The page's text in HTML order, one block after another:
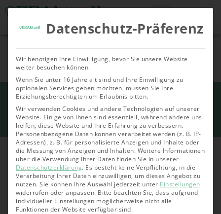
Nachhaltige
Investments
Allgemein Bioenergie
Start»Allgemein»Naturstrom Erfahrungen: Wie
funktioniert der Naturstrom Login und
das Kundenportal?
Datenschutz-Präferenz
Wir benötigen Ihre Einwilligung, bevor Sie unsere Website
weiter besuchen können.
Wenn Sie unter 16 Jahre alt sind und Ihre Einwilligung zu
optionalen Services geben möchten, müssen Sie Ihre
Erziehungsberechtigten um Erlaubnis bitten.
Wir verwenden Cookies und andere Technologien auf unserer
Website. Einige von ihnen sind essenziell, während andere uns
helfen, diese Website und Ihre Erfahrung zu verbessern.
Personenbezogene Daten können verarbeitet werden (z. B. IP-
Adressen), z. B. für personalisierte Anzeigen und Inhalte oder
die Messung von Anzeigen und Inhalten. Weitere Informationen
über die Verwendung Ihrer Daten finden Sie in unserer
Datenschutzerklärung. Es besteht keine Verpflichtung, in die
Verarbeitung Ihrer Daten einzuwilligen, um dieses Angebot zu
nutzen. Sie können Ihre Auswahl jederzeit unter Einstellungen
widerrufen oder anpassen. Bitte beachten Sie, dass aufgrund
individueller Einstellungen möglicherweise nicht alle
Funktionen der Website verfügbar sind.